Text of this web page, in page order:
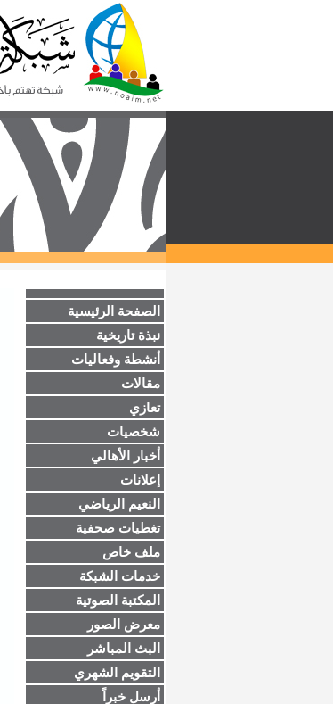
الصفحة الرئيسية
نبذة تاريخية
أنشطة وفعاليات
مقالات
تعازي
شخصيات
أخبار الأهالي
إعلانات
النعيم الرياضي
تغطيات صحفية
ملف خاص
خدمات الشبكة
المكتبة الصوتية
معرض الصور
البث المباشر
التقويم الشهري
أرسل خبراً